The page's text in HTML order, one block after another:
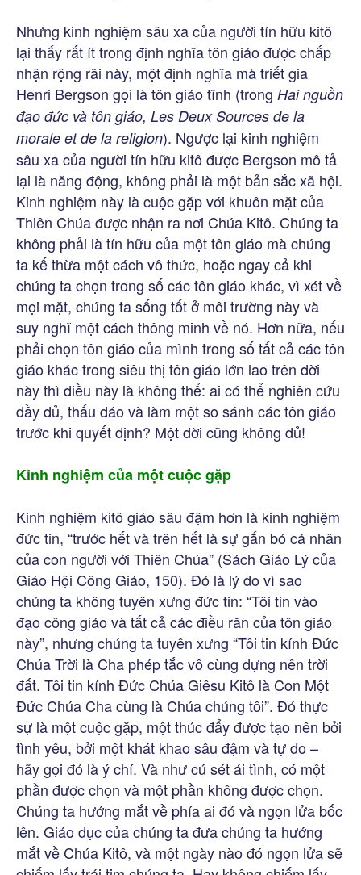
Nhưng kinh nghiệm sâu xa của người tín hữu kitô
lại thấy rất ít trong định nghĩa tôn giáo được chấp
nhận rộng rãi này, một định nghĩa mà triết gia
Henri Bergson gọi là tôn giáo tĩnh (trong Hai nguồn
đạo đức và tôn giáo, Les Deux Sources de la
morale et de la religion). Ngược lại kinh nghiệm
sâu xa của người tín hữu kitô được Bergson mô tả
lại là năng động, không phải là một bản sắc xã hội.
Kinh nghiệm này là cuộc gặp với khuôn mặt của
Thiên Chúa được nhận ra nơi Chúa Kitô. Chúng ta
không phải là tín hữu của một tôn giáo mà chúng
ta kế thừa một cách vô thức, hoặc ngay cả khi
chúng ta chọn trong số các tôn giáo khác, vì xét về
mọi mặt, chúng ta sống tốt ở môi trường này và
suy nghĩ một cách thông minh về nó. Hơn nữa, nếu
phải chọn tôn giáo của mình trong số tất cả các tôn
giáo khác trong siêu thị tôn giáo lớn lao trên đời
này thì điều này là không thể: ai có thể nghiên cứu
đầy đủ, thấu đáo và làm một so sánh các tôn giáo
trước khi quyết định? Một đời cũng không đủ!
Kinh nghiệm của một cuộc gặp
Kinh nghiệm kitô giáo sâu đậm hơn là kinh nghiệm
đức tin, “trước hết và trên hết là sự gắn bó cá nhân
của con người với Thiên Chúa” (Sách Giáo Lý của
Giáo Hội Công Giáo, 150). Đó là lý do vì sao
chúng ta không tuyên xưng đức tin: “Tôi tin vào
đạo công giáo và tất cả các điều răn của tôn giáo
này”, nhưng chúng ta tuyên xưng “Tôi tin kính Đức
Chúa Trời là Cha phép tắc vô cùng dựng nên trời
đất. Tôi tin kính Đức Chúa Giêsu Kitô là Con Một
Đức Chúa Cha cùng là Chúa chúng tôi”. Đó thực
sự là một cuộc gặp, một thúc đẩy được tạo nên bởi
tình yêu, bởi một khát khao sâu đậm và tự do –
hãy gọi đó là ý chí. Và như cú sét ái tình, có một
phần được chọn và một phần không được chọn.
Chúng ta hướng mắt về phía ai đó và ngọn lửa bốc
lên. Giáo dục của chúng ta đưa chúng ta hướng
mắt về Chúa Kitô, và một ngày nào đó ngọn lửa sẽ